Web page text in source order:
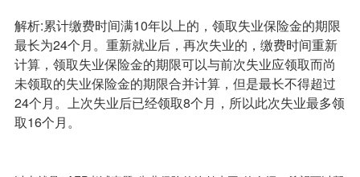
解析:累计缴费时间满10年以上的，领取失业保险金的期限
最长为24个月。重新就业后，再次失业的，缴费时间重新
计算，领取失业保险金的期限可以与前次失业应领取而尚
未领取的失业保险金的期限合并计算，但是最长不得超过
24个月。上次失业后已经领取8个月，所以此次失业最多领
取16个月。